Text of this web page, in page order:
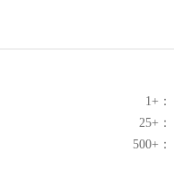
1+：
25+：
500+：